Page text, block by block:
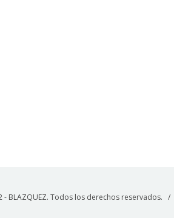
- BLAZQUEZ. Todos los derechos reservados.